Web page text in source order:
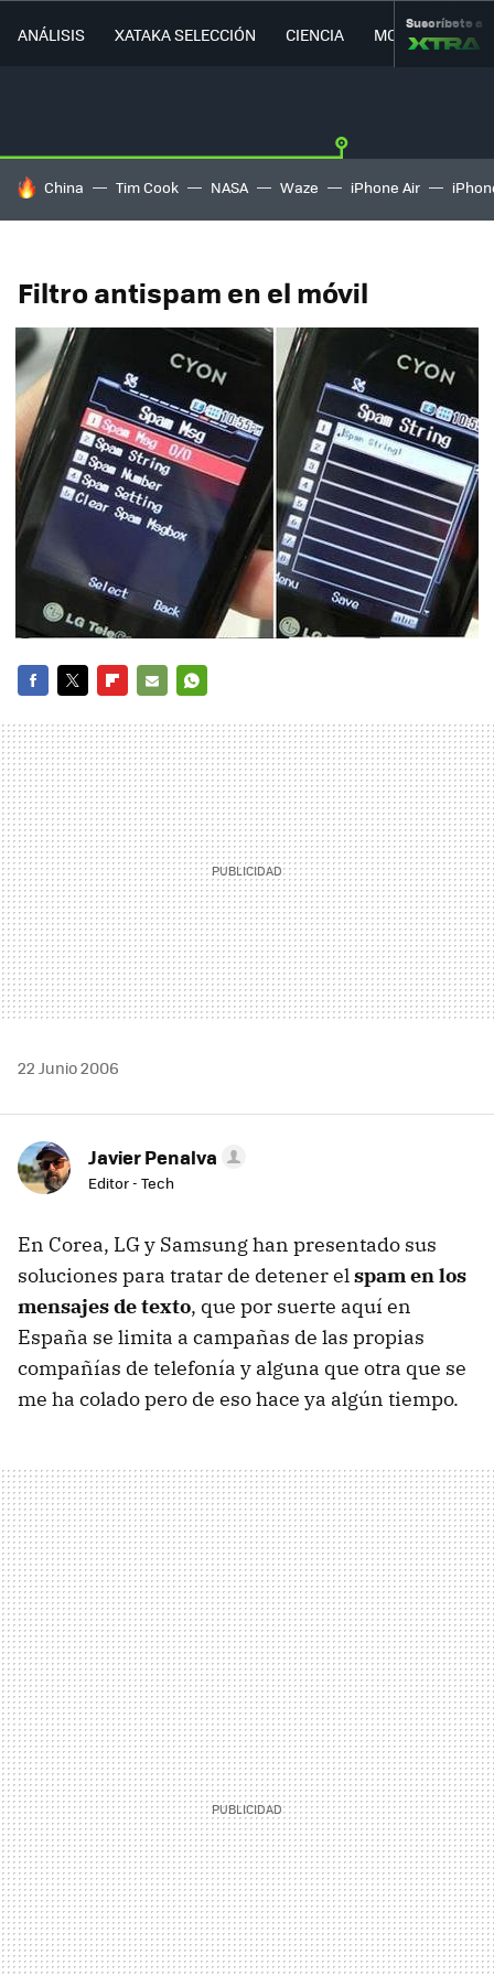
ANÁLISIS XATAKA SELECCIÓN CIENCIA MOVILIDAD
Suscríbete a
HOY SE HABLA DE
China Tim Cook NASA Waze iPhone Air
Filtro antispam en el móvil
MAIL
22 Junio 2006
Javier Penalva
Editor - Tech
En Corea, LG y Samsung han presentado sus
soluciones para tratar de detener elspam en los
mensajes de texto, que por suerte aquí en
España se limita a campañas de las propias
compañías de telefonía y alguna que otra que se
me ha colado pero de eso hace ya algún tiempo.